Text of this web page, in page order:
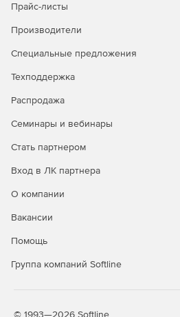
внедрения
совместимости с различными
инфраструктуру бизнеса.
Обновления и
стороны Kaspersky помогают
надежную защиту с течением
стандартов
соблюдать требования
Прайс-листы
Производители
Специальные предложения
Техподдержка
Распродажа
Семинары и вебинары
Стать партнером
Вход в ЛК партнера
О компании
Вакансии
Помощь
Группа компаний Softline
© 1993—2026 Softline